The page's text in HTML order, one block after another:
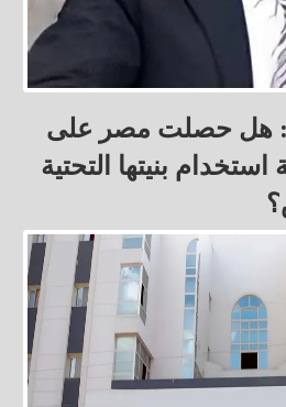
هل حصلت مصر على
استخدام بنيتها التحتية